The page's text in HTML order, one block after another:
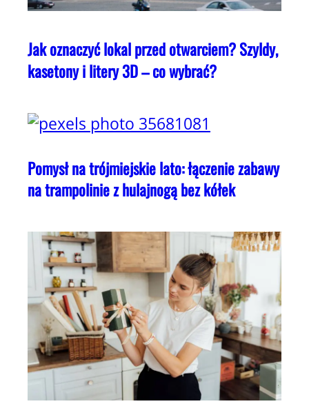
Jak oznaczyć lokal przed otwarciem? Szyldy,
kasetony i litery 3D – co wybrać?
Pomysł na trójmiejskie lato: łączenie zabawy
na trampolinie z hulajnogą bez kółek